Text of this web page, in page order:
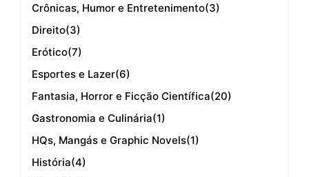
Crônicas, Humor e Entretenimento(3)
Direito(3)
Erótico(7)
Esportes e Lazer(6)
Fantasia, Horror e Ficção Científica(20)
Gastronomia e Culinária(1)
HQs, Mangás e Graphic Novels(1)
História(4)